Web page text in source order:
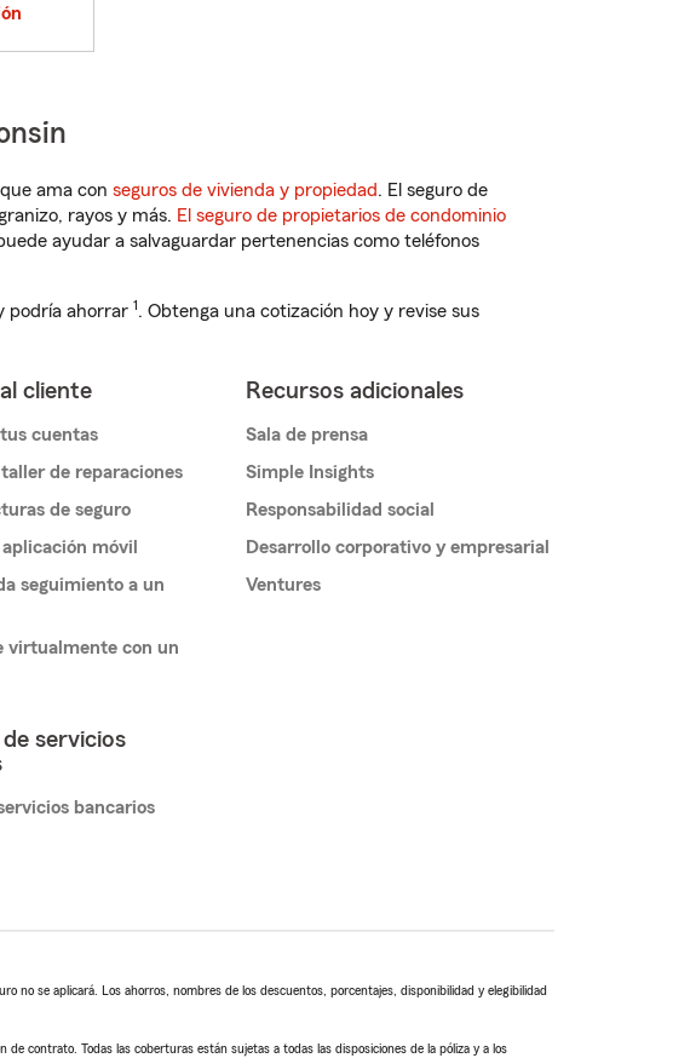
ama con seguros de vivienda y propiedad. El seguro de
rayos y más. El seguro de propietarios de condominio
ayudar a salvaguardar pertenencias como teléfonos
podría ahorrar 1. Obtenga una cotización hoy y revise sus
cliente
cuentas
de reparaciones
de seguro
aplicación móvil
seguimiento a un
virtualmente con un
servicios
bancarios
Recursos adicionales
Sala de prensa
Simple Insights
Responsabilidad social
Desarrollo corporativo y empresarial
Ventures
no se aplicará. Los ahorros, nombres de los descuentos, porcentajes, disponibilidad y elegibilidad
contrato. Todas las coberturas están sujetas a todas las disposiciones de la póliza y a los